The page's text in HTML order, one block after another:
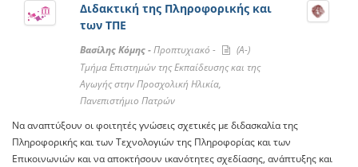
Διδακτική της Πληροφορικής και
των ΤΠΕ
Βασίλης Κόμης -Προπτυχιακό -
(A-)
Τμήμα Επιστημών της Εκπαίδευσης και της
Αγωγής στην Προσχολική Ηλικία,
Πανεπιστήμιο Πατρών
Να αναπτύξουν οι φοιτητές γνώσεις σχετικές με διδασκαλία της
Πληροφορικής και των Τεχνολογιών της Πληροφορίας και των
Επικοινωνιών και να αποκτήσουν ικανότητες σχεδίασης, ανάπτυξης και